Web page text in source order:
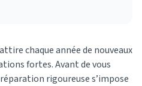
chaque année de nouveaux
fortes. Avant de vous
rigoureuse s’impose